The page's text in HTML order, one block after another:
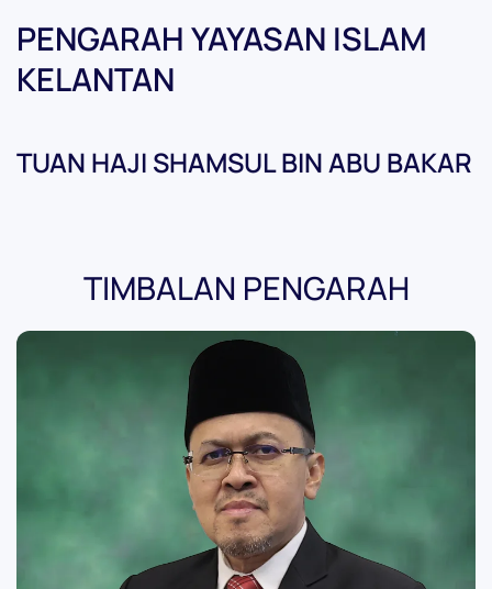
PENGARAH YAYASAN ISLAM
KELANTAN
TUAN HAJI SHAMSUL BIN ABU BAKAR
TIMBALAN PENGARAH